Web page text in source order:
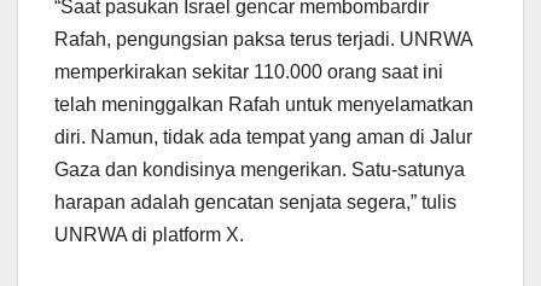
“Saat pasukan Israel gencar membombardir
Rafah, pengungsian paksa terus terjadi. UNRWA
memperkirakan sekitar 110.000 orang saat ini
telah meninggalkan Rafah untuk menyelamatkan
diri. Namun, tidak ada tempat yang aman di Jalur
Gaza dan kondisinya mengerikan. Satu-satunya
harapan adalah gencatan senjata segera,” tulis
UNRWA di platform X.